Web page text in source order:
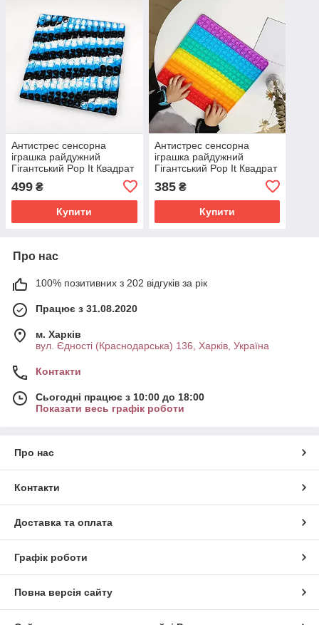
Антистрес сенсорна
іграшка райдужний
Гігантський Pop It Квадрат
499 ₴
Купити
Антистрес сенсорна
іграшка райдужний
Гігантський Pop It Квадрат
385₴
Купити
Про нас
100% позитивних з 202 відгуків за рік
Працює з 31.08.2020
м. Харків
вул. Єдності (Краснодарська) 136, Харків, Україна
Контакти
Сьогодні працює з 10:00 до 18:00
Показати весь графік роботи
Про нас
Контакти
Доставка та оплата
Графік роботи
Повна версія сайту